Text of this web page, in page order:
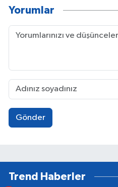
Yorumlar
Gönder
Trend Haberler